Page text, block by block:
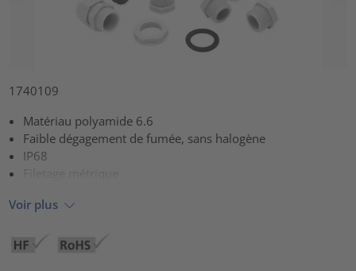
1740109
Matériau polyamide 6.6
Faible dégagement de fumée, sans halogène
IP68
Voir plus